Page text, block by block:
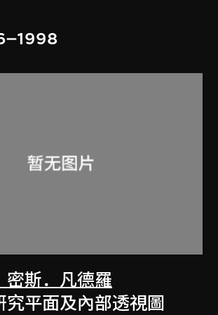
密斯．凡德羅
究平面及內部透視圖